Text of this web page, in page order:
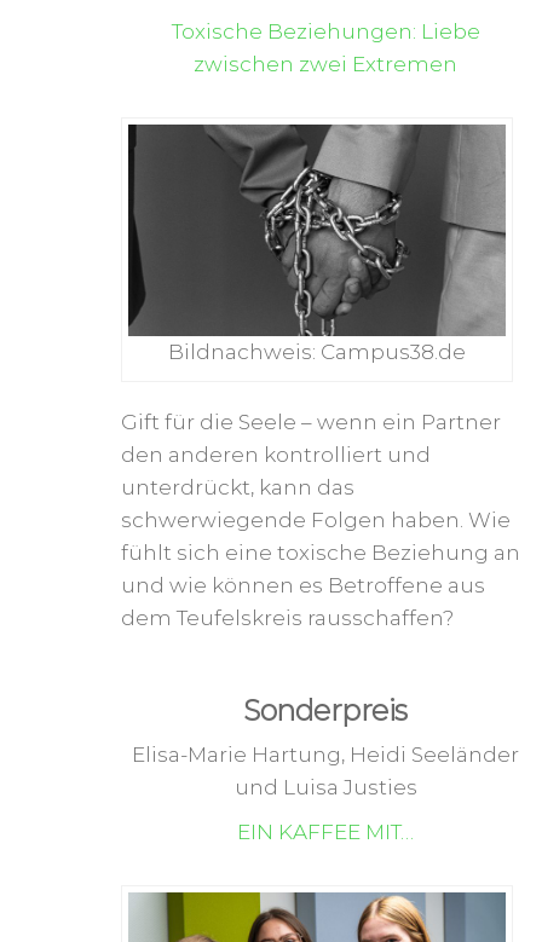
Toxische Beziehungen: Liebe
zwischen zwei Extremen
Bildnachweis: Campus38.de
Gift für die Seele – wenn ein Partner
den anderen kontrolliert und
unterdrückt, kann das
schwerwiegende Folgen haben. Wie
fühlt sich eine toxische Beziehung an
und wie können es Betroffene aus
dem Teufelskreis rausschaffen?
Sonderpreis
Elisa-Marie Hartung, Heidi Seeländer
und Luisa Justies
EIN KAFFEE MIT…